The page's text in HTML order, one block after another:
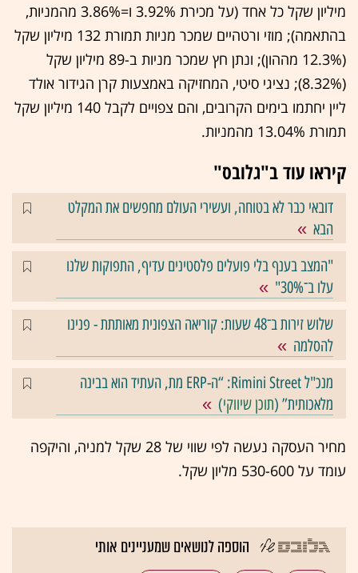
מיליון שקל כל אחד (על מכירת 3.92% ו=3.86% מהמניות,
בהתאמה); מוזי ורטהיים שמכר מניות תמורת 132 מיליון שקל
(12.3% מההון); ונתן חץ שמכר מניות ב-89 מיליון שקל
(8.32%); נציגי סיטי, המחזיקה באמצעות קרן הגידור אולד
ליין יחתמו בימים הקרובים, והם צפויים לקבל 140 מיליון שקל
תמורת 13.04% מהמניות.
קיראו עוד ב"גלובס"
דובאי כבר לא בטוחה, ועשירי העולם מחפשים את המקלט
הבא
"המצב בענף בלי פועלים פלסטינים עדיף, התפוקות שלנו
עלו ב־30%"
שלוש זירות ב־48 שעות: קוריאה הצפונית מאותתת - פנינו
להסלמה
מנכ"ל Rimini Street: “ה-ERP מת, העתיד הוא בבינה
מלאכותית” (תוכן שיווקי)
מחיר העסקה נעשה לפי שווי של 28 שקל למניה, והיקפה
עומד על 530-600 מליון שקל.
הוספה לנושאים שמעניינים אותי